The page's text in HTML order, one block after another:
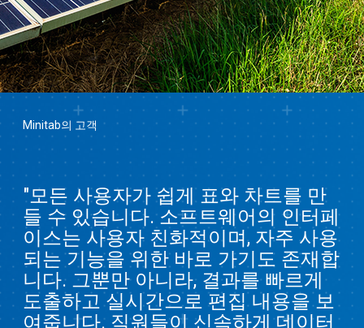
Minitab의 고객
"모든 사용자가 쉽게 표와 차트를 만
들 수 있습니다. 소프트웨어의 인터페
이스는 사용자 친화적이며, 자주 사용
되는 기능을 위한 바로 가기도 존재합
니다. 그뿐만 아니라, 결과를 빠르게
도출하고 실시간으로 편집 내용을 보
여줍니다. 직원들이 신속하게 데이터